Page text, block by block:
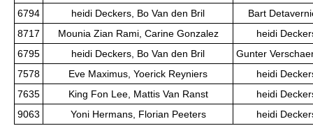
6794
heidi Deckers, Bo Van den Bril
Bart
8717
Mounia Zian Rami, Carine Gonzalez
heidi
6795
heidi Deckers, Bo Van den Bril
Gunter
7578
Eve Maximus, Yoerick Reyniers
heidi
7635
King Fon Lee, Mattis Van Ranst
heidi
9063
Yoni Hermans, Florian Peeters heidi